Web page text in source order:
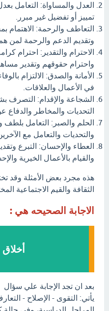
العدل والمساواة: التعامل
تمييز أو تفضيل غير مبرر.
التعاطف والرحمة: الاهتمام
وتقديم الدعم والرحمة لمن
الاحترام والتقدير: احترام
واحترام حقوقهم وتقدير
الأمانة والصدق: الالتزام
في الأعمال والعلاقات.
الشجاعة والإقدام: التصرف
التحديات والمخاطر والدفاع
الحلم والصبر: التعامل
والتحديات والتعامل مع
العطاء والإحسان: التبرع
والقيام بالأعمال الخيرية
هذه مجرد بعض الأمثلة وقد
الثقافة والقيم الاجتماعية
الاجابة الصحيحه هي :
بعد ان تجد الإجابة علي
يأتي: التقوى - الإصلاح -